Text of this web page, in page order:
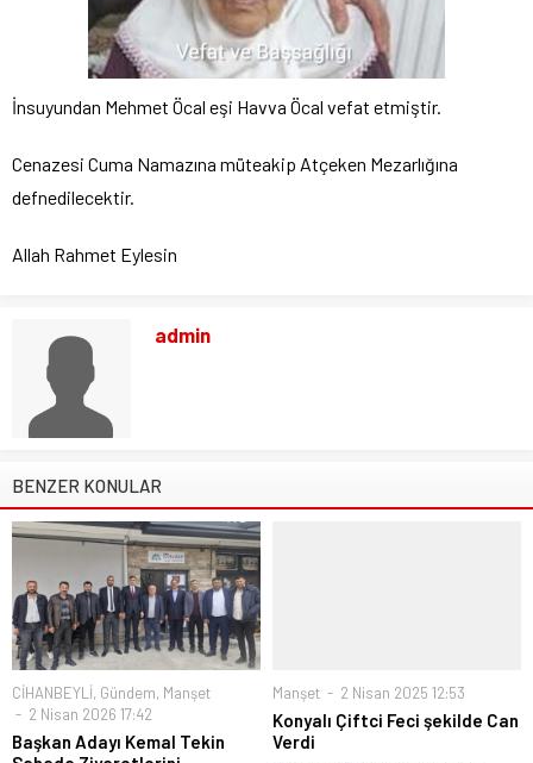
İnsuyundan Mehmet Öcal eşi Havva Öcal vefat etmiştir.
Cenazesi Cuma Namazına müteakip Atçeken Mezarlığına
defnedilecektir.
Allah Rahmet Eylesin
admin
BENZER KONULAR
CİHANBEYLİ, Gündem, Manşet
2 Nisan 2026 17:42
Başkan Adayı Kemal Tekin
Manşet 2 Nisan 2025 12:53
Konyalı Çiftci Feci şekilde Can
Verdi